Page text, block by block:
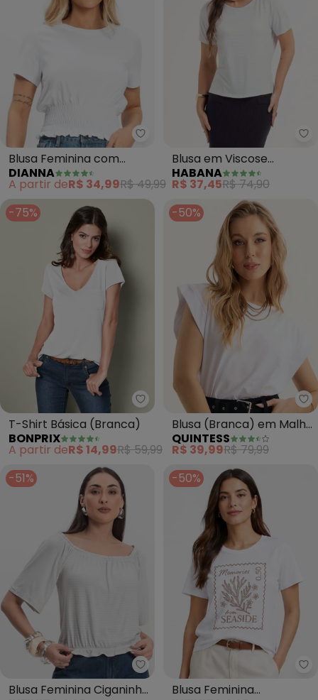
Dianna - Blusa Feminina com
Blusa Feminina com
Lastex (Branco)
DIANNA
A partir deR$ 34,99R$ 49,99
Blusa em Viscose
(Branco )
HABANA
R$ 37,45R$ 74,90
-75%
bonprix - T-Shirt Básica
T-Shirt Básica (Branca)
BONPRIX
A partir deR$ 14,99R$ 59,99
-50%
Blusa (Branca) em Malha
de Algodão
QUINTESS
R$ 39,99R$ 79,99
-51%
Infinita Cor - Blusa Feminina
Blusa Feminina Ciganinha
-50%
Blusa Feminina